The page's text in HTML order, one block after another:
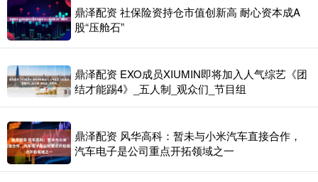
鼎泽配资 社保险资持仓市值创新高 耐心资本成A
股“压舱石”
鼎泽配资 EXO成员XIUMIN即将加入人气综艺《团
结才能踢4》_五人制_观众们_节目组
鼎泽配资 风华高科：暂未与小米汽车直接合作，
汽车电子是公司重点开拓领域之一